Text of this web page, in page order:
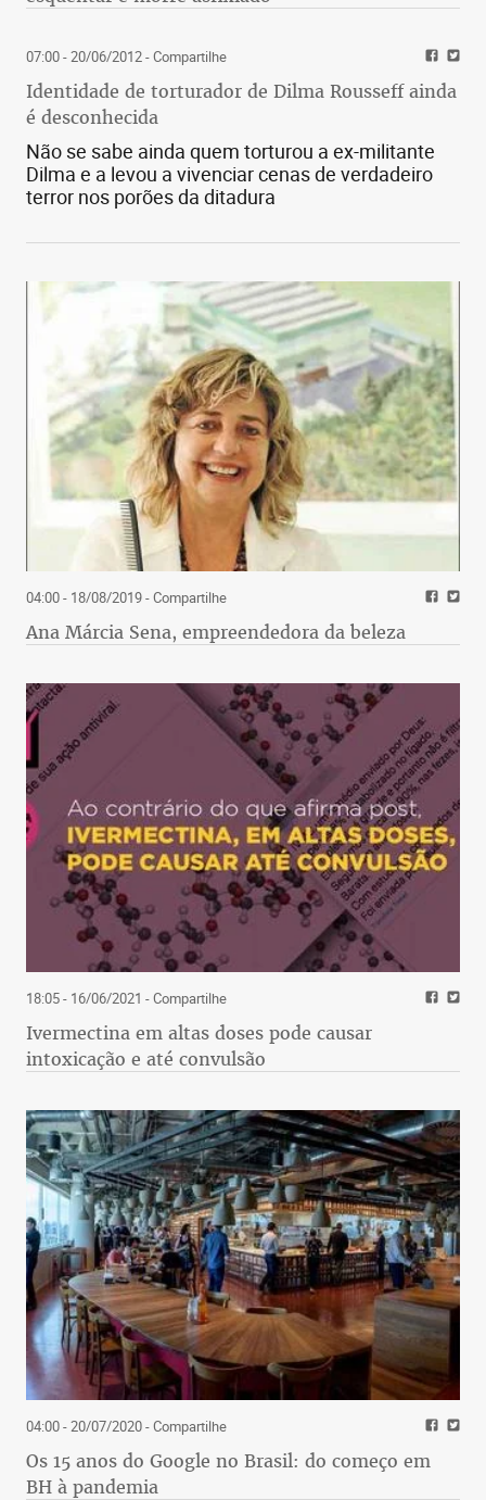
07:00 - 20/06/2012- Compartilhe
Identidade de torturador de Dilma Rousseff ainda
é desconhecida
Não se sabe ainda quem torturou a ex-militante
Dilma e a levou a vivenciar cenas de verdadeiro
terror nos porões da ditadura
04:00 - 18/08/2019- Compartilhe
Ana Márcia Sena, empreendedora da beleza
18:05 - 16/06/2021 - Compartilhe
Ivermectina em altas doses pode causar
intoxicação e até convulsão
04:00 - 20/07/2020- Compartilhe
Os 15 anos do Google no Brasil: do começo em
BH à pandemia